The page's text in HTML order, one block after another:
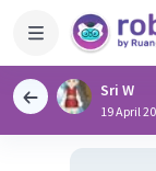
Sri W
19 April